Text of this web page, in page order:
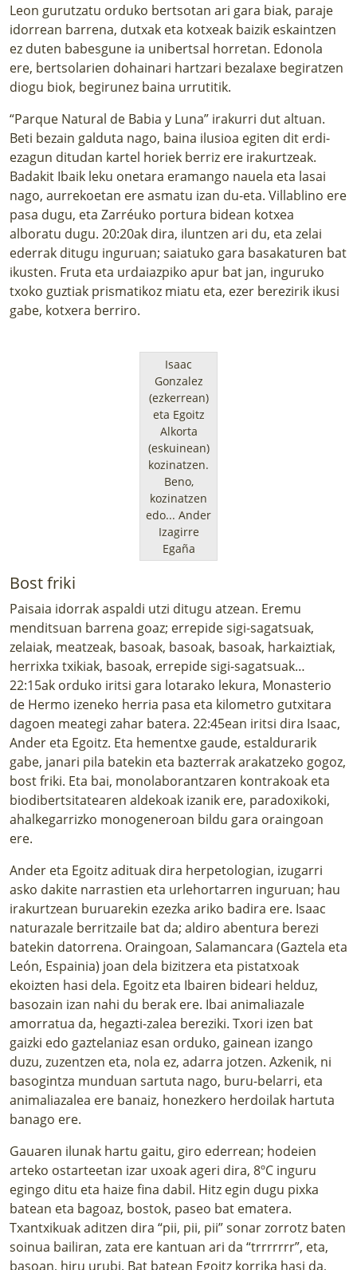
Leon gurutzatu orduko bertsotan ari gara biak, paraje
idorrean barrena, dutxak eta kotxeak baizik eskaintzen
ez duten babesgune ia unibertsal horretan. Edonola
ere, bertsolarien dohainari hartzari bezalaxe begiratzen
diogu biok, begirunez baina urrutitik.
“Parque Natural de Babia y Luna” irakurri dut altuan.
Beti bezain galduta nago, baina ilusioa egiten dit erdi-
ezagun ditudan kartel horiek berriz ere irakurtzeak.
Badakit Ibaik leku onetara eramango nauela eta lasai
nago, aurrekoetan ere asmatu izan du-eta. Villablino ere
pasa dugu, eta Zarréuko portura bidean kotxea
alboratu dugu. 20:20ak dira, iluntzen ari du, eta zelai
ederrak ditugu inguruan; saiatuko gara basakaturen bat
ikusten. Fruta eta urdaiazpiko apur bat jan, inguruko
txoko guztiak prismatikoz miatu eta, ezer berezirik ikusi
gabe, kotxera berriro.
Isaac
Gonzalez
(ezkerrean)
eta Egoitz
Alkorta
(eskuinean)
kozinatzen.
Beno,
kozinatzen
edo... Ander
Izagirre
Egaña
Bost friki
Paisaia idorrak aspaldi utzi ditugu atzean. Eremu
menditsuan barrena goaz; errepide sigi-sagatsuak,
zelaiak, meatzeak, basoak, basoak, basoak, harkaiztiak,
herrixka txikiak, basoak, errepide sigi-sagatsuak…
22:15ak orduko iritsi gara lotarako lekura, Monasterio
de Hermo izeneko herria pasa eta kilometro gutxitara
dagoen meategi zahar batera. 22:45ean iritsi dira Isaac,
Ander eta Egoitz. Eta hementxe gaude, estaldurarik
gabe, janari pila batekin eta bazterrak arakatzeko gogoz,
bost friki. Eta bai, monolaborantzaren kontrakoak eta
biodibertsitatearen aldekoak izanik ere, paradoxikoki,
ahalkegarrizko monogeneroan bildu gara oraingoan
ere.
Ander eta Egoitz adituak dira herpetologian, izugarri
asko dakite narrastien eta urlehortarren inguruan; hau
irakurtzean buruarekin ezezka ariko badira ere. Isaac
naturazale berritzaile bat da; aldiro abentura berezi
batekin datorrena. Oraingoan, Salamancara (Gaztela eta
León, Espainia) joan dela bizitzera eta pistatxoak
ekoizten hasi dela. Egoitz eta Ibairen bideari helduz,
basozain izan nahi du berak ere. Ibai animaliazale
amorratua da, hegazti-zalea bereziki. Txori izen bat
gaizki edo gaztelaniaz esan orduko, gainean izango
duzu, zuzentzen eta, nola ez, adarra jotzen. Azkenik, ni
basogintza munduan sartuta nago, buru-belarri, eta
animaliazalea ere banaiz, honezkero herdoilak hartuta
banago ere.
Gauaren ilunak hartu gaitu, giro ederrean; hodeien
arteko ostarteetan izar uxoak ageri dira, 8ºC inguru
egingo ditu eta haize fina dabil. Hitz egin dugu pixka
batean eta bagoaz, bostok, paseo bat ematera.
Txantxikuak aditzen dira “pii, pii, pii” sonar zorrotz baten
soinua bailiran, zata ere kantuan ari da “trrrrrrr”, eta,
basoan, hiru urubi. Bat batean Egoitz korrika hasi da,